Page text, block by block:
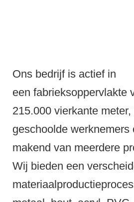
Ons bedrijf is actief in
een fabrieksoppervlakte
215.000 vierkante
geschoolde werknemers
makend van meerdere
Wij bieden een